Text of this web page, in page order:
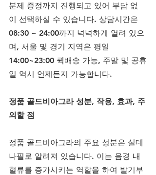
분제 증정까지 진행되고 있어 부담 없
이 선택하실 수 있습니다. 상담시간은
08:30 ~ 24:00까지 넉넉하게 열려 있으
며, 서울 및 경기 지역은 평일
14:00~23:00 퀵배송 가능, 주말 및 공휴
일 역시 언제든지 가능합니다.
정품 골드비아그라 성분, 작용, 효과, 주
의할 점
정품 골드비아그라의 주요 성분은 실데
나필로 알려져 있습니다. 이는 음경 내
혈류를 증가시키는 역할을 하여 발기부